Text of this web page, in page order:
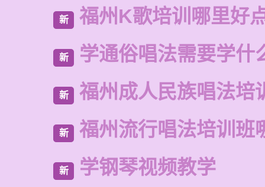
新 福州K歌培训哪里好
新 学通俗唱法需要学什
新 福州成人民族唱法培
新 福州流行唱法培训班
新 学钢琴视频教学